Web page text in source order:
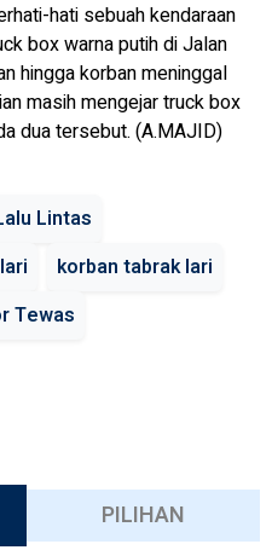
hati sebuah kendaraan
box warna putih di Jalan
hingga korban meninggal
masih mengejar truck box
dua tersebut. (A.MAJID)
Lintas
korban tabrak lari
Tewas
PILIHAN